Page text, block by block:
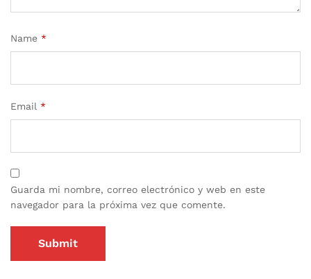
Name *
Email *
Guarda mi nombre, correo electrónico y web en este
navegador para la próxima vez que comente.